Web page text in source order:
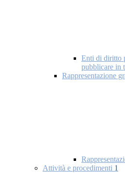
Enti di diritto
pubblicare in
Rappresentazione
Attività e procedimenti 1